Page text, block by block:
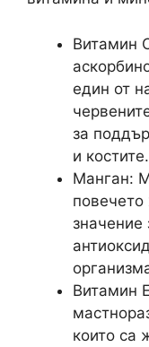
Витамин
един от
за
и костите.
Манган:
Витамин
които са